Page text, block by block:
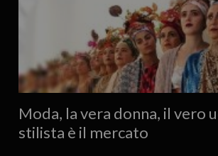
Moda, la vera donna, il vero
stilista è il mercato